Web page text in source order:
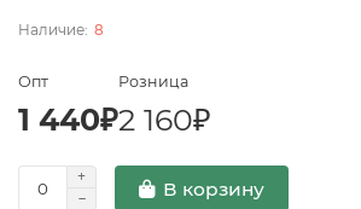
8
Опт
1 440₽
Розница
2 160₽
В корзину